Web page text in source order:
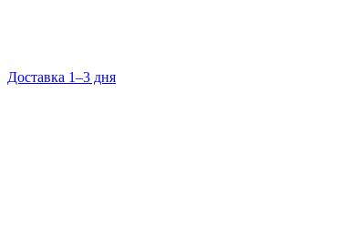
Доставка 1–3 дня